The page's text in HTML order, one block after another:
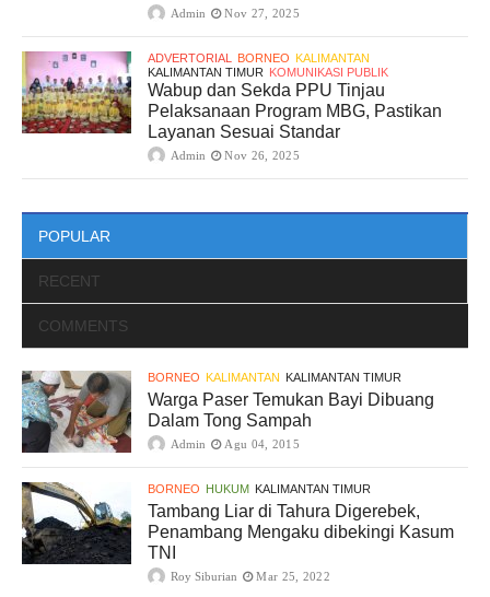
Admin Nov 27, 2025
ADVERTORIAL BORNEO KALIMANTAN
KALIMANTAN TIMUR KOMUNIKASI PUBLIK
Wabup dan Sekda PPU Tinjau
Pelaksanaan Program MBG, Pastikan
Layanan Sesuai Standar
Admin Nov 26, 2025
POPULAR
RECENT
COMMENTS
BORNEO KALIMANTAN KALIMANTAN TIMUR
Warga Paser Temukan Bayi Dibuang
Dalam Tong Sampah
Admin Agu 04, 2015
BORNEO HUKUM KALIMANTAN TIMUR
Tambang Liar di Tahura Digerebek,
Penambang Mengaku dibekingi Kasum
TNI
Roy Siburian Mar 25, 2022